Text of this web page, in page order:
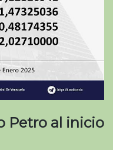
Petro al inicio